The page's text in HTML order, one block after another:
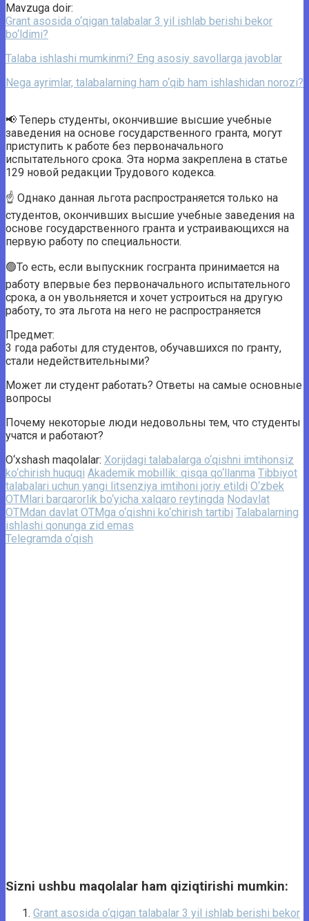
Mavzuga doir:
Grant asosida o‘qigan talabalar 3 yil ishlab berishi bekor
bo‘ldimi?
Talaba ishlashi mumkinmi? Eng asosiy savollarga javoblar
Nega ayrimlar, talabalarning ham o‘qib ham ishlashidan norozi?
📢 Теперь студенты, окончившие высшие учебные
заведения на основе государственного гранта, могут
приступить к работе без первоначального
испытательного срока. Эта норма закреплена в статье
129 новой редакции Трудового кодекса.
☝️ Однако данная льгота распространяется только на
студентов, окончивших высшие учебные заведения на
основе государственного гранта и устраивающихся на
первую работу по специальности.
🟢То есть, если выпускник госгранта принимается на
работу впервые без первоначального испытательного
срока, а он увольняется и хочет устроиться на другую
работу, то эта льгота на него не распространяется
Предмет:
3 года работы для студентов, обучавшихся по гранту,
стали недействительными?
Может ли студент работать? Ответы на самые основные
вопросы
Почему некоторые люди недовольны тем, что студенты
учатся и работают?
O‘xshash maqolalar: Xorijdagi talabalarga o‘qishni imtihonsiz
ko‘chirish huquqi Akademik mobillik: qisqa qo‘llanma Tibbiyot
talabalari uchun yangi litsenziya imtihoni joriy etildi O‘zbek
OTMlari barqarorlik bo‘yicha xalqaro reytingda Nodavlat
OTMdan davlat OTMga o‘qishni ko‘chirish tartibi Talabalarning
ishlashi qonunga zid emas
Telegramda o‘qish
Sizni ushbu maqolalar ham qiziqtirishi mumkin:
Grant asosida o‘qigan talabalar 3 yil ishlab berishi bekor